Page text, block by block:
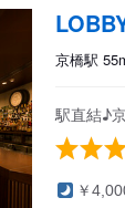
京橋駅
駅直結♪
￥